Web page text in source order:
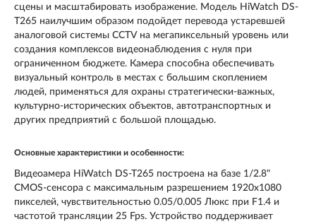
сцены и масштабировать изображение. Модель HiWatch DS-
T265 наилучшим образом подойдет перевода устаревшей
аналоговой системы CCTV на мегапиксельный уровень или
создания комплексов видеонаблюдения с нуля при
ограниченном бюджете. Камера способна обеспечивать
визуальный контроль в местах с большим скоплением
людей, применяться для охраны стратегически-важных,
культурно-исторических объектов, автотранспортных и
других предприятий с большой площадью.
Основные характеристики и особенности:
Видеоамера HiWatch DS-T265 построена на базе 1/2.8"
CMOS-сенсора c максимальным разрешением 1920х1080
пикселей, чувствительностью 0.05/0.005 Люкс при F1.4 и
частотой трансляции 25 Fps. Устройство поддерживает